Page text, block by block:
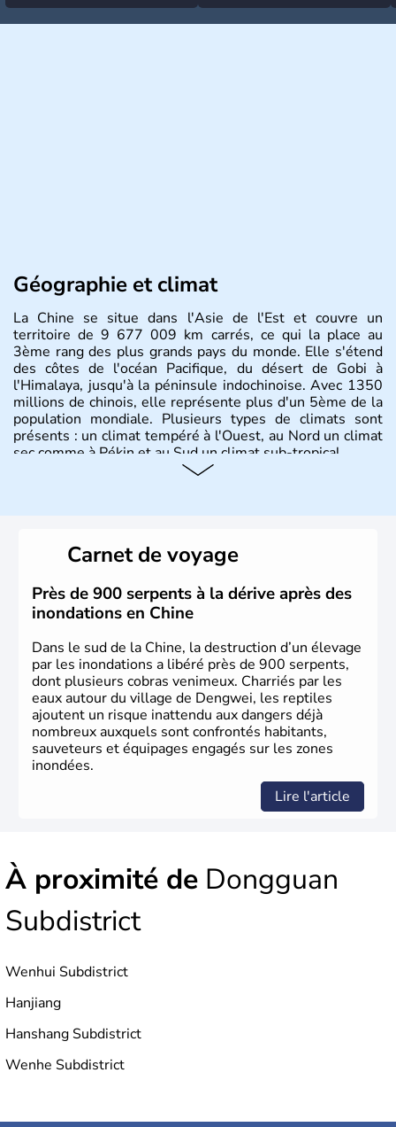
Géographie et climat
La Chine se situe dans l'Asie de l'Est et couvre un
territoire de 9 677 009 km carrés, ce qui la place au
3ème rang des plus grands pays du monde. Elle s'étend
des côtes de l'océan Pacifique, du désert de Gobi à
l'Himalaya, jusqu'à la péninsule indochinoise. Avec 1350
millions de chinois, elle représente plus d'un 5ème de la
population mondiale. Plusieurs types de climats sont
présents : un climat tempéré à l'Ouest, au Nord un climat
sec comme à Pékin et au Sud un climat sub-tropical.
dynasties. La dynastie Qing a été la dernière à régner
jusqu'aux guerres de l'opium lorsque la Chine s'est
constituée comme nation et a retrouvé son indépendance
en 1945. Illustre pays en matière d'inventions avant-
gardistes, la Chine a été la première utilisatrice du papier,
de l'imprimerie à caractères mobiles, de la boussole et de
la poudre à canon.
Carnet de voyage
Près de 900 serpents à la dérive après des
inondations en Chine
Dans le sud de la Chine, la destruction d’un élevage
par les inondations a libéré près de 900 serpents,
dont plusieurs cobras venimeux. Charriés par les
eaux autour du village de Dengwei, les reptiles
ajoutent un risque inattendu aux dangers déjà
nombreux auxquels sont confrontés habitants,
sauveteurs et équipages engagés sur les zones
inondées.
Lire l'article
À proximité de Dongguan
Subdistrict
Wenhui Subdistrict
Hanjiang
Hanshang Subdistrict
Wenhe Subdistrict